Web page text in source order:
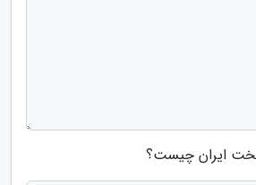
ایران چیست؟